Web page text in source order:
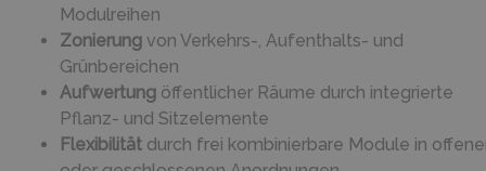
Modulreihen
Zonierung von Verkehrs-, Aufenthalts- und
Grünbereichen
Aufwertung öffentlicher Räume durch integrierte
Pflanz- und Sitzelemente
Flexibilität durch frei kombinierbare Module in